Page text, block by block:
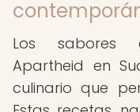
Los sabores
Apartheid en
culinario que